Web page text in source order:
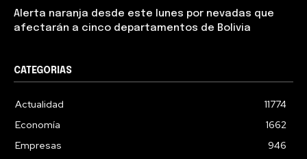
Alerta naranja desde este lunes por nevadas que
afectarán a cinco departamentos de Bolivia
CATEGORIAS
Actualidad
11774
Economía
1662
Empresas
946